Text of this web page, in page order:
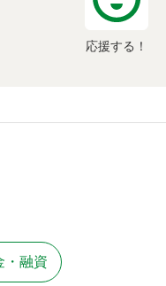
応援する！
・融資